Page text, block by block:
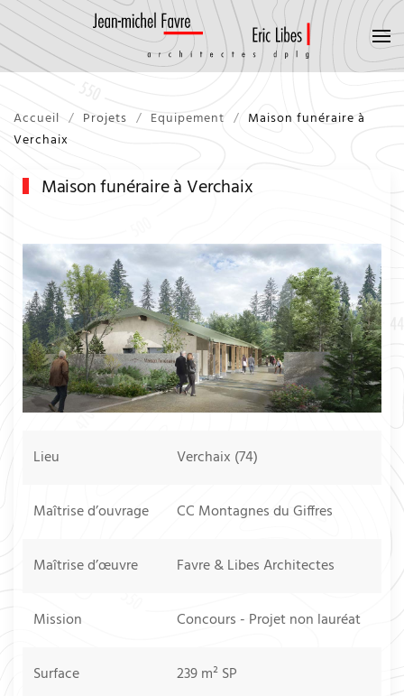
Accueil Projets Equipement
Maison funéraire à
Verchaix
Maison funéraire à Verchaix
Lieu Verchaix (74)
Maîtrise d’ouvrage CC Montagnes du Giffres
Maîtrise d’œuvre Favre & Libes Architectes
Mission Concours - Projet non lauréat
Surface 239 m² SP